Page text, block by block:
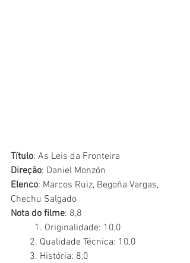
Título: As Leis da Fronteira
Direção: Daniel Monzón
Elenco: Marcos Ruiz, Begoña Vargas,
Chechu Salgado
Nota do filme
	1. Originalidade: 10,0
        2. Qualidade Técnica: 10,0
        3. História: 8,0